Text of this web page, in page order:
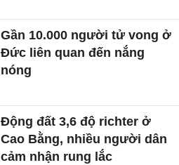
Gần 10.000 người tử vong ở
Đức liên quan đến nắng
nóng
Động đất 3,6 độ richter ở
Cao Bằng, nhiều người dân
cảm nhận rung lắc